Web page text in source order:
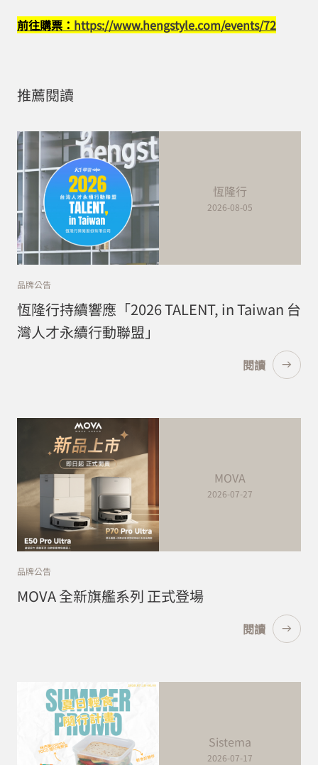
前往購票： https://www.hengstyle.com/events/72
推薦閱讀
恆隆行
2026-08-05
品牌公告
恆隆行持續響應「2026 TALENT, in Taiwan 台
灣人才永續行動聯盟」
閱讀
MOVA
2026-07-27
品牌公告
MOVA 全新旗艦系列 正式登場
閱讀
Sistema
2026-07-17